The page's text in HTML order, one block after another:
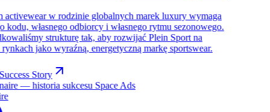
activewear w rodzinie globalnych marek luxury wymaga
kodu, własnego odbiorcy i własnego rytmu sezonowego.
strukturę tak, aby rozwijać Plein Sport na
rynkach jako wyraźną, energetyczną markę sportswear.
Story